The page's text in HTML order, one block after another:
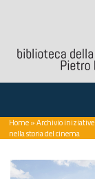
Home»Archivio iniziative
nella storia del cinema